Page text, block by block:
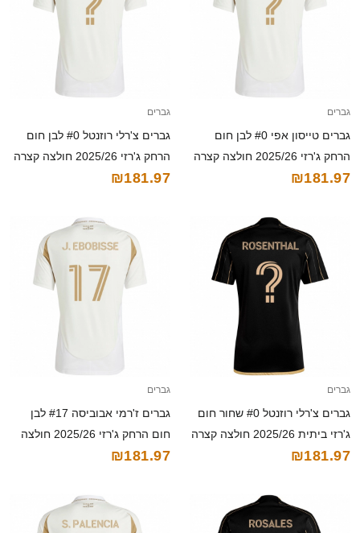
גברים
גברים טייסון אפי #0 לבן חום
הרחק ג'רזי 2025/26 חולצה קצרה
₪181.97
גברים
גברים צ'רלי רוזנטל #0 לבן חום
הרחק ג'רזי 2025/26 חולצה קצרה
₪181.97
גברים
גברים צ'רלי רוזנטל #0 שחור חום
ג'רזי ביתית 2025/26 חולצה קצרה
₪181.97
גברים
גברים ז'רמי אבוביסה #17 לבן
חום הרחק ג'רזי 2025/26 חולצה
קצרה
₪181.97